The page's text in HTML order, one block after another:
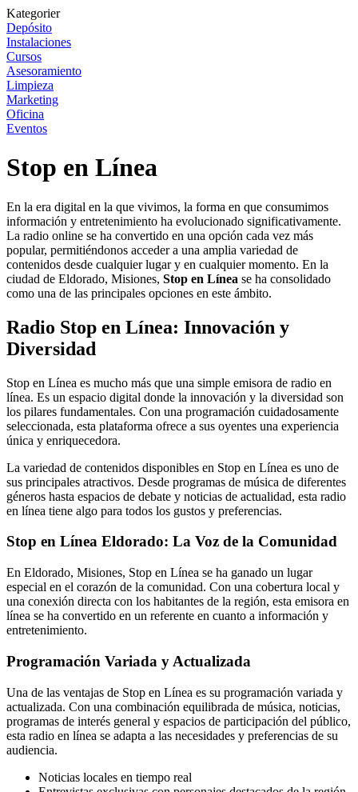
Kategorier
Depósito
Instalaciones
Cursos
Asesoramiento
Limpieza
Marketing
Oficina
Eventos
Stop en Línea
En la era digital en la que vivimos, la forma en que consumimos
información y entretenimiento ha evolucionado significativamente.
La radio online se ha convertido en una opción cada vez más
popular, permitiéndonos acceder a una amplia variedad de
contenidos desde cualquier lugar y en cualquier momento. En la
ciudad de Eldorado, Misiones, Stop en Línea se ha consolidado
como una de las principales opciones en este ámbito.
Radio Stop en Línea: Innovación y
Diversidad
Stop en Línea es mucho más que una simple emisora de radio en
línea. Es un espacio digital donde la innovación y la diversidad son
los pilares fundamentales. Con una programación cuidadosamente
seleccionada, esta plataforma ofrece a sus oyentes una experiencia
única y enriquecedora.
La variedad de contenidos disponibles en Stop en Línea es uno de
sus principales atractivos. Desde programas de música de diferentes
géneros hasta espacios de debate y noticias de actualidad, esta radio
en línea tiene algo para todos los gustos y preferencias.
Stop en Línea Eldorado: La Voz de la Comunidad
En Eldorado, Misiones, Stop en Línea se ha ganado un lugar
especial en el corazón de la comunidad. Con una cobertura local y
una conexión directa con los habitantes de la región, esta emisora en
línea se ha convertido en un referente en cuanto a información y
entretenimiento.
Programación Variada y Actualizada
Una de las ventajas de Stop en Línea es su programación variada y
actualizada. Con una combinación equilibrada de música, noticias,
programas de interés general y espacios de participación del público,
esta radio en línea se adapta a las necesidades y preferencias de su
audiencia.
Noticias locales en tiempo real